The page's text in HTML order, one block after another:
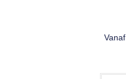
Vanaf